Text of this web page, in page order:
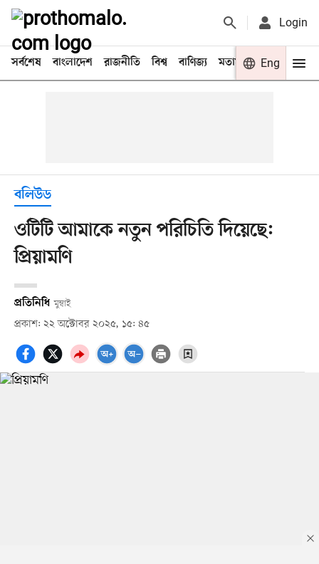
Login
সর্বশেষ বাংলাদেশ রাজনীতি বিশ্ব বাণিজ্য মতামত খেলা
Eng
বলিউড
ওটিটি আমাকে নতুন পরিচিতি দিয়েছে:
প্রিয়ামণি
প্রতিনিধি মুম্বাই
প্রকাশ: ২২ অক্টোবর ২০২৫, ১৫: ৪৫